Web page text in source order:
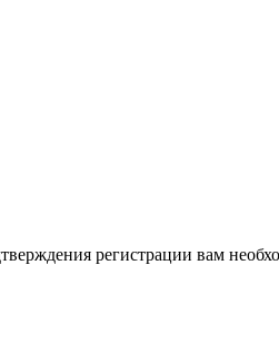
регистрации вам